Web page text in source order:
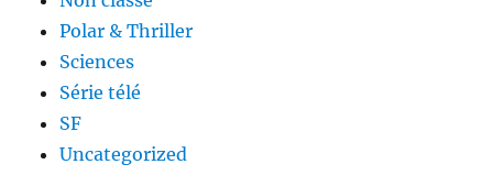
Polar & Thriller
Sciences
Série télé
SF
Uncategorized